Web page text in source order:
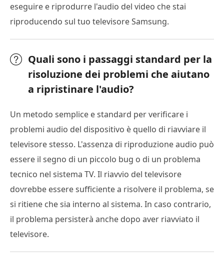
eseguire e riprodurre l'audio del video che stai
riproducendo sul tuo televisore Samsung.
Quali sono i passaggi standard per la
risoluzione dei problemi che aiutano
a ripristinare l'audio?
Un metodo semplice e standard per verificare i
problemi audio del dispositivo è quello di riavviare il
televisore stesso. L'assenza di riproduzione audio può
essere il segno di un piccolo bug o di un problema
tecnico nel sistema TV. Il riavvio del televisore
dovrebbe essere sufficiente a risolvere il problema, se
si ritiene che sia interno al sistema. In caso contrario,
il problema persisterà anche dopo aver riavviato il
televisore.